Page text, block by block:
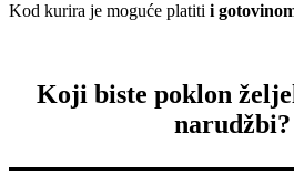
Kod kurira je moguće platiti i
Koji biste poklon